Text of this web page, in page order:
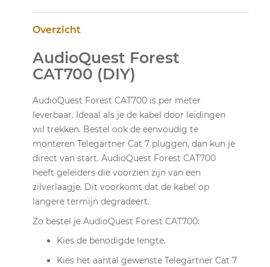
Overzicht
AudioQuest Forest
CAT700 (DIY)
AudioQuest Forest CAT700 is per meter
leverbaar. Ideaal als je de kabel door leidingen
wil trekken. Bestel ook de eenvoudig te
monteren Telegärtner Cat 7 pluggen, dan kun je
direct van start. AudioQuest Forest CAT700
heeft geleiders die voorzien zijn van een
zilverlaagje. Dit voorkomt dat de kabel op
langere termijn degradeert.
Zo bestel je AudioQuest Forest CAT700:
Kies de benodigde lengte.
Kies het aantal gewenste Telegärtner Cat 7